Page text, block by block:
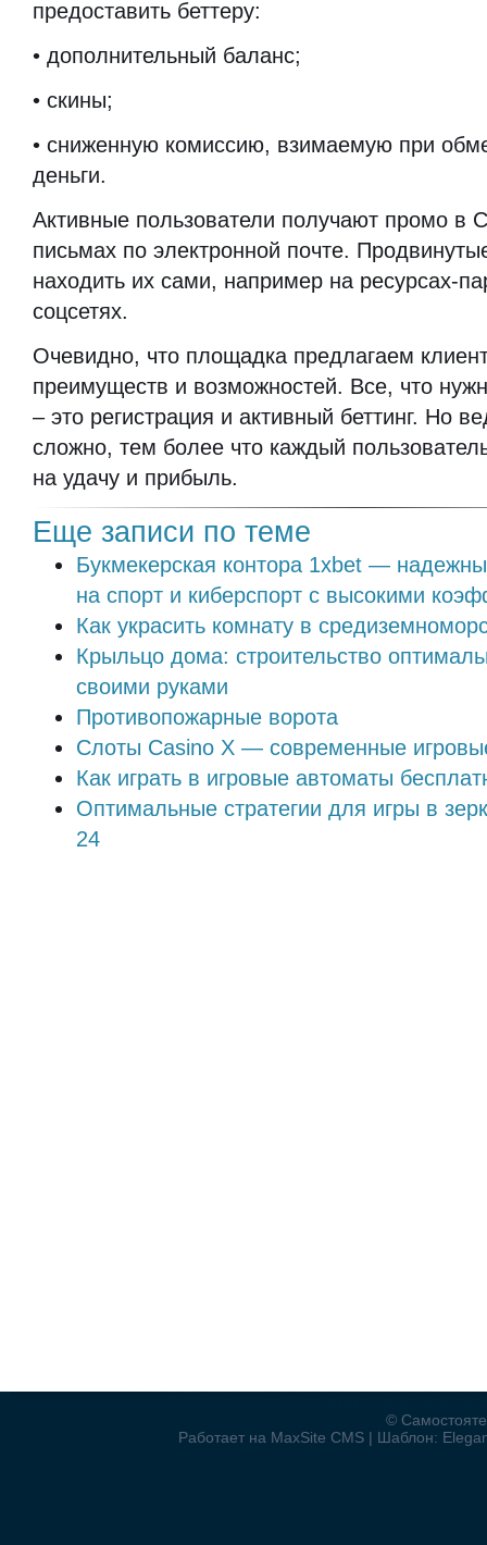
предоставить беттеру:
• дополнительный баланс;
• скины;
• сниженную комиссию, взимаемую при
деньги.
Активные пользователи получают промо в
письмах по электронной почте.
находить их сами, например на ресурсах-
соцсетях.
Очевидно, что площадка предлагаем
преимуществ и возможностей. Все, что
– это регистрация и активный беттинг. Но
сложно, тем более что каждый
на удачу и прибыль.
Еще записи по теме
Букмекерская контора 1xbet —
на спорт и киберспорт с высокими
Как украсить комнату в
Крыльцо дома: строительство
своими руками
Противопожарные ворота
Слоты Casino X — современные
Как играть в игровые автоматы
Оптимальные стратегии для игры в
24
©
Работает на MaxSite CMS | Шаблон: